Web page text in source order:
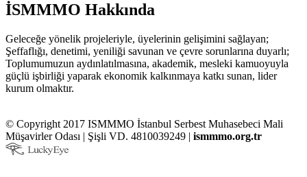
İSMMMO Hakkında
Geleceğe yönelik projeleriyle, üyelerinin gelişimini sağlayan;
Şeffaflığı, denetimi, yeniliği savunan ve çevre sorunlarına duyarlı;
Toplumumuzun aydınlatılmasına, akademik, mesleki kamuoyuyla
güçlü işbirliği yaparak ekonomik kalkınmaya katkı sunan, lider
kurum olmaktır.
© Copyright 2017 ISMMMO İstanbul Serbest Muhasebeci Mali
Müşavirler Odası | Şişli VD. 4810039249 | ismmmo.org.tr